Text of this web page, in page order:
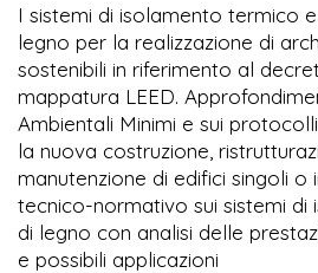
I sistemi di isolamento termico
legno per la realizzazione di
sostenibili in riferimento al
mappatura LEED.
Ambientali Minimi e sui
la nuova costruzione,
manutenzione di edifici singoli o
tecnico-normativo sui sistemi di
di legno con analisi delle
e possibili applicazioni